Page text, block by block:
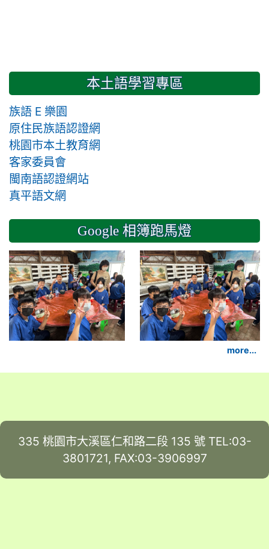
本土語學習專區
族語 E 樂園
原住民族語認證網
桃園市本土教育網
客家委員會
閩南語認證網站
真平語文網
Google 相簿跑馬燈
2024-11-14 六年級三和
more...
335 桃園市大溪區仁和路二段 135 號 TEL:03-
3801721, FAX:03-3906997